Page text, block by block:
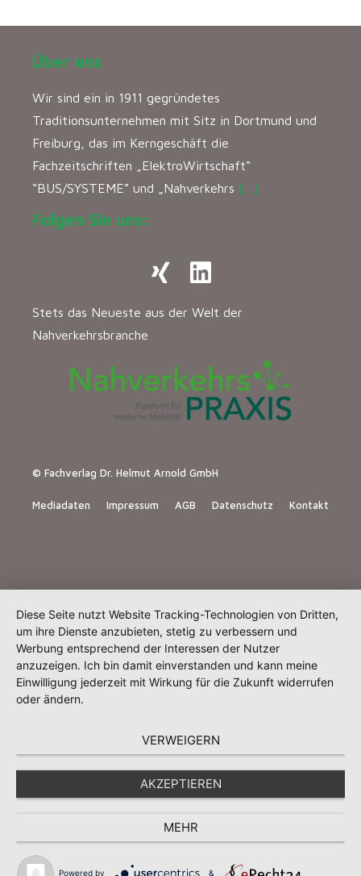
Über uns
Wir sind ein in 1911 gegründetes
Traditionsunternehmen mit Sitz in Dortmund und
Freiburg, das im Kerngeschäft die
Fachzeitschriften „ElektroWirtschaft“
“BUS/SYSTEME” und „Nahverkehrs […]
Folgen Sie uns:
Stets das Neueste aus der Welt der
Nahverkehrsbranche
© Fachverlag Dr. Helmut Arnold GmbH
Mediadaten Impressum AGB Datenschutz Kontakt
Diese Seite nutzt Website Tracking-Technologien von Dritten,
um ihre Dienste anzubieten, stetig zu verbessern und
Werbung entsprechend der Interessen der Nutzer
anzuzeigen. Ich bin damit einverstanden und kann meine
Einwilligung jederzeit mit Wirkung für die Zukunft widerrufen
oder ändern.
VERWEIGERN
AKZEPTIEREN
MEHR
Powered by &